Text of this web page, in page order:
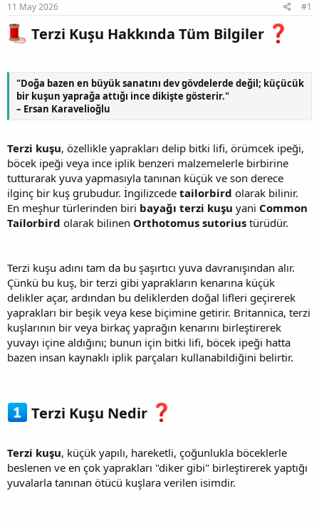
11 May 2026 #1
Terzi Kuşu Hakkında Tüm Bilgiler
"Doğa bazen en büyük sanatını dev gövdelerde değil; küçücük
bir kuşun yaprağa attığı ince dikişte gösterir."
– Ersan Karavelioğlu
Terzi kuşu, özellikle yaprakları delip bitki lifi, örümcek ipeği,
böcek ipeği veya ince iplik benzeri malzemelerle birbirine
tutturarak yuva yapmasıyla tanınan küçük ve son derece
ilginç bir kuş grubudur. İngilizcede tailorbird olarak bilinir.
En meşhur türlerinden biri bayağı terzi kuşu yani Common
Tailorbird olarak bilinen Orthotomus sutorius türüdür.
Terzi kuşu adını tam da bu şaşırtıcı yuva davranışından alır.
Çünkü bu kuş, bir terzi gibi yaprakların kenarına küçük
delikler açar, ardından bu deliklerden doğal lifleri geçirerek
yaprakları bir beşik veya kese biçimine getirir. Britannica, terzi
kuşlarının bir veya birkaç yaprağın kenarını birleştirerek
yuvayı içine aldığını; bunun için bitki lifi, böcek ipeği hatta
bazen insan kaynaklı iplik parçaları kullanabildiğini belirtir.
Terzi Kuşu Nedir
Terzi kuşu, küçük yapılı, hareketli, çoğunlukla böceklerle
beslenen ve en çok yaprakları "diker gibi" birleştirerek yaptığı
yuvalarla tanınan ötücü kuşlara verilen isimdir.